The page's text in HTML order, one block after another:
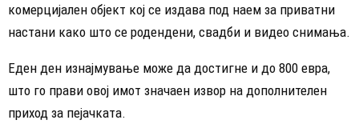
комерцијален објект кој се издава под наем за приватни
настани како што се родендени, свадби и видео снимања.
Еден ден изнајмување може да достигне и до 800 евра,
што го прави овој имот значаен извор на дополнителен
приход за пејачката.